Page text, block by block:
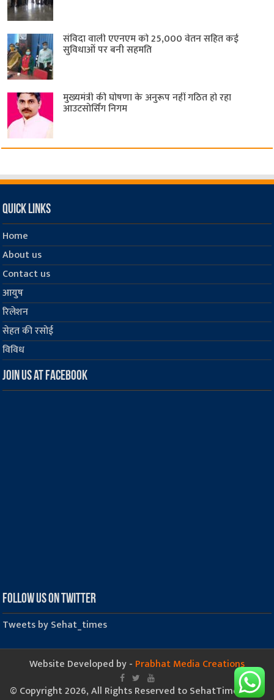
संविदा वाली एएनएम को 25,000 वेतन सहित कई
सुविधाओं पर बनी सहमति
मुख्यमंत्री की घोषणा के अनुरूप नहीं गठित हो रहा
आउटसोर्सिंग निगम
Quick Links
Home
About us
Contact us
आयुष
रिलेशन
सेहत की रसोई
विविध
Join us at Facebook
Follow us on Twitter
Tweets by Sehat_times
Website Developed by - Prabhat Media Creations
© Copyright 2026, All Rights Reserved to SehatTimes.Com